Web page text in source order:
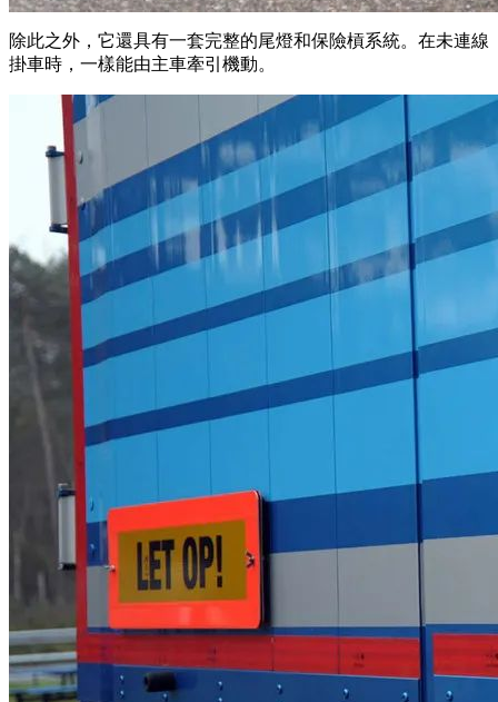
除此之外，它還具有一套完整的尾燈和保險槓系統。在未連線
掛車時，一樣能由主車牽引機動。